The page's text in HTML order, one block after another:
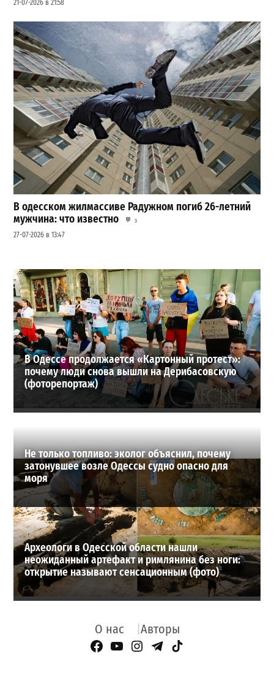
21-07-2026 в 21:58
В одесском жилмассиве Радужном погиб 26-летний
мужчина: что известно
3
27-07-2026 в 13:47
Шезлонги, бунгало и VIP-зоны: сколько придется
заплатить за отдых в Аркадии
3
21-07-2026 в 19:23
ВИБОР РЕДАКЦИИ
В Одессе продолжается «Картонный протест»:
почему люди снова вышли на Дерибасовскую
(фоторепортаж)
Не только топливо: эколог объяснил, почему
затонувшее возле Одессы судно опасно для
моря
Археологи в Одесской области нашли
неожиданный артефакт и римлянина без ноги:
открытие называют сенсационным (фото)
О нас Авторы
Facebook Page
YouTube
Instagram
Telegram
TikTok